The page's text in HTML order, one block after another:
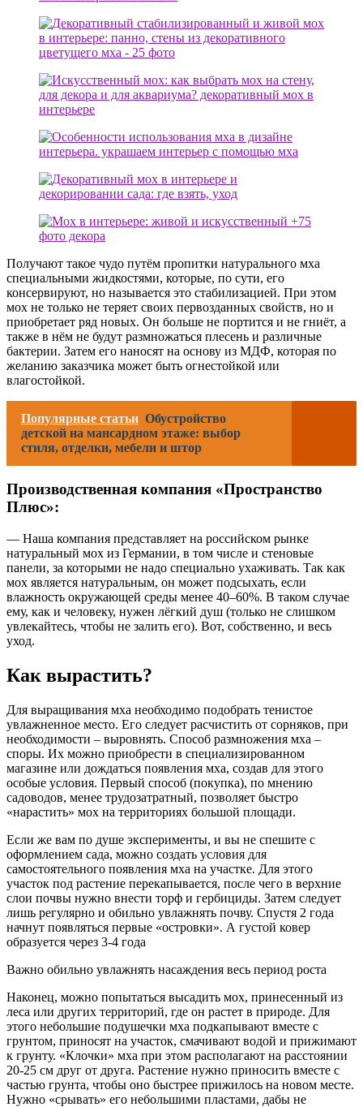
Получают такое чудо путём пропитки натурального мха
специальными жидкостями, которые, по сути, его
консервируют, но называется это стабилизацией. При этом
мох не только не теряет своих первозданных свойств, но и
приобретает ряд новых. Он больше не портится и не гниёт, а
также в нём не будут размножаться плесень и различные
бактерии. Затем его наносят на основу из МДФ, которая по
желанию заказчика может быть огнестойкой или
влагостойкой.
Популярные статьи Обустройство
детской на мансардном этаже: выбор
стиля, отделки, мебели и штор
Производственная компания «Пространство
Плюс»:
— Наша компания представляет на российском рынке
натуральный мох из Германии, в том числе и стеновые
панели, за которыми не надо специально ухаживать. Так как
мох является натуральным, он может подсыхать, если
влажность окружающей среды менее 40–60%. В таком случае
ему, как и человеку, нужен лёгкий душ (только не слишком
увлекайтесь, чтобы не залить его). Вот, собственно, и весь
уход.
Как вырастить?
Для выращивания мха необходимо подобрать тенистое
увлажненное место. Его следует расчистить от сорняков, при
необходимости – выровнять. Способ размножения мха –
споры. Их можно приобрести в специализированном
магазине или дождаться появления мха, создав для этого
особые условия. Первый способ (покупка), по мнению
садоводов, менее трудозатратный, позволяет быстро
«нарастить» мох на территориях большой площади.
Если же вам по душе эксперименты, и вы не спешите с
оформлением сада, можно создать условия для
самостоятельного появления мха на участке. Для этого
участок под растение перекапывается, после чего в верхние
слои почвы нужно внести торф и гербициды. Затем следует
лишь регулярно и обильно увлажнять почву. Спустя 2 года
начнут появляться первые «островки». А густой ковер
образуется через 3-4 года
Важно обильно увлажнять насаждения весь период роста
Наконец, можно попытаться высадить мох, принесенный из
леса или других территорий, где он растет в природе. Для
этого небольшие подушечки мха подкапывают вместе с
грунтом, приносят на участок, смачивают водой и прижимают
к грунту. «Клочки» мха при этом располагают на расстоянии
20-25 см друг от друга. Растение нужно приносить вместе с
частью грунта, чтобы оно быстрее прижилось на новом месте.
Нужно «срывать» его небольшими пластами, дабы не